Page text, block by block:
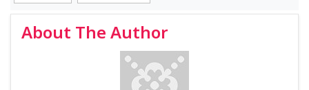
About The Author